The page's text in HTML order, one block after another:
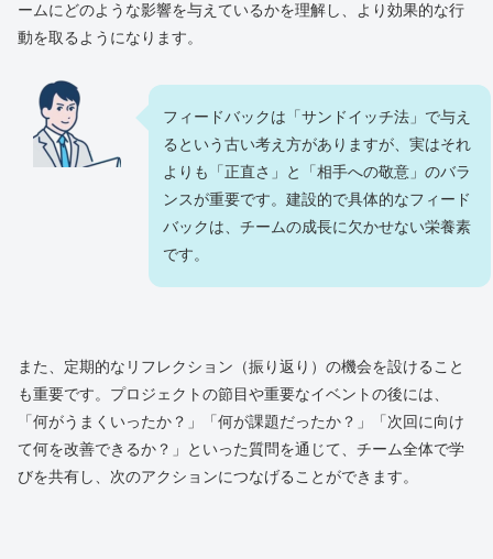
ームにどのような影響を与えているかを理解し、より効果的な行
動を取るようになります。
フィードバックは「サンドイッチ法」で与え
るという古い考え方がありますが、実はそれ
よりも「正直さ」と「相手への敬意」のバラ
ンスが重要です。建設的で具体的なフィード
バックは、チームの成長に欠かせない栄養素
です。
また、定期的なリフレクション（振り返り）の機会を設けること
も重要です。プロジェクトの節目や重要なイベントの後には、
「何がうまくいったか？」「何が課題だったか？」「次回に向け
て何を改善できるか？」といった質問を通じて、チーム全体で学
びを共有し、次のアクションにつなげることができます。